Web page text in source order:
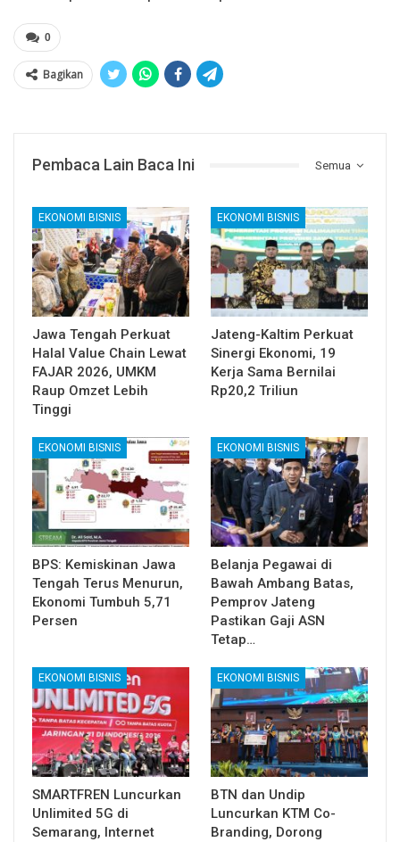
0
Bagikan
Semua
Pembaca Lain Baca Ini
EKONOMI BISNIS
Jawa Tengah Perkuat
Halal Value Chain Lewat
FAJAR 2026, UMKM
Raup Omzet Lebih
Tinggi
EKONOMI BISNIS
Jateng-Kaltim Perkuat
Sinergi Ekonomi, 19
Kerja Sama Bernilai
Rp20,2 Triliun
EKONOMI BISNIS
BPS: Kemiskinan Jawa
Tengah Terus Menurun,
Ekonomi Tumbuh 5,71
Persen
EKONOMI BISNIS
Belanja Pegawai di
Bawah Ambang Batas,
Pemprov Jateng
Pastikan Gaji ASN
Tetap…
EKONOMI BISNIS
SMARTFREN Luncurkan
Unlimited 5G di
Semarang, Internet
EKONOMI BISNIS
BTN dan Undip
Luncurkan KTM Co-
Branding, Dorong